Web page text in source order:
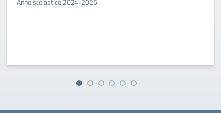
Anno scolastico 2024-2025.